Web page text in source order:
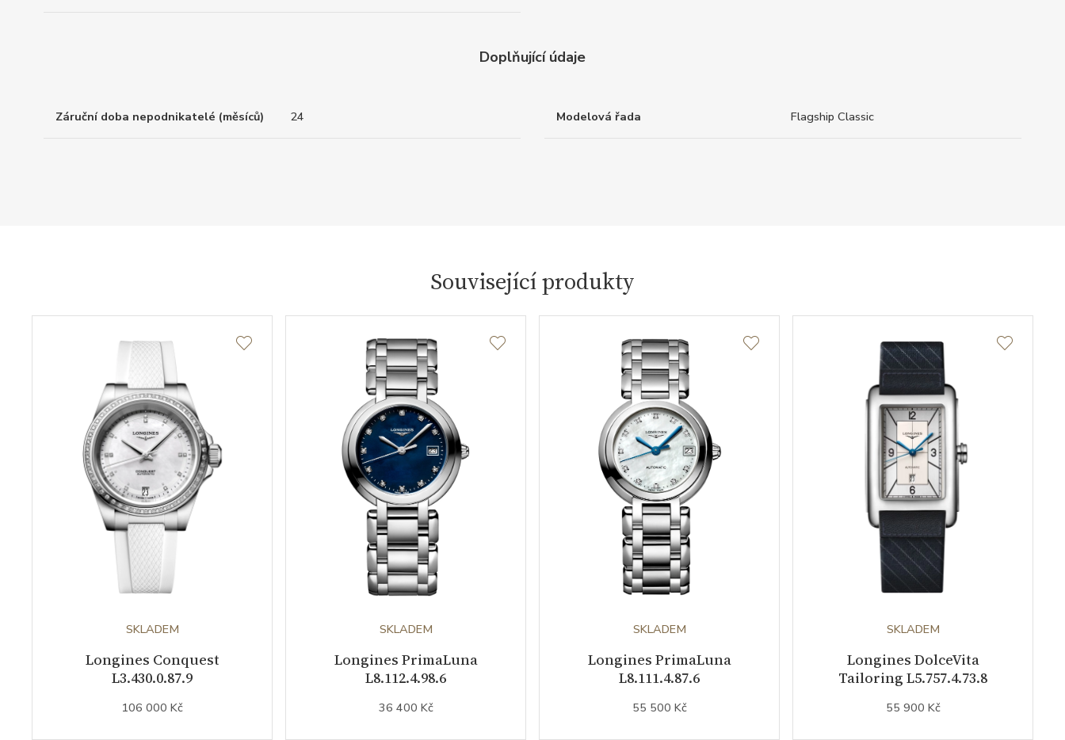
Doplňující údaje
Záruční doba nepodnikatelé (měsíců) 24 Modelová řada Flagship Classic
Související produkty
SKLADEM
Longines Conquest
L3.430.0.87.9
106 000 Kč
SKLADEM
Longines PrimaLuna
L8.112.4.98.6
36 400 Kč
SKLADEM
Longines PrimaLuna
L8.111.4.87.6
55 500 Kč
SKLADEM
Longines DolceVita
Tailoring L5.757.4.73.8
55 900 Kč